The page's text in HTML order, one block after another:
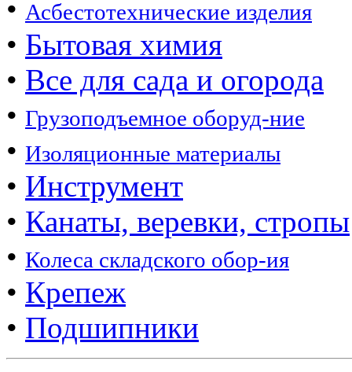
• Асбестотехнические изделия
• Бытовая химия
• Все для сада и огорода
• Грузоподъемное оборуд-ние
• Изоляционные материалы
• Инструмент
• Канаты, веревки, стропы
• Колеса складского обор-ия
• Крепеж
• Подшипники